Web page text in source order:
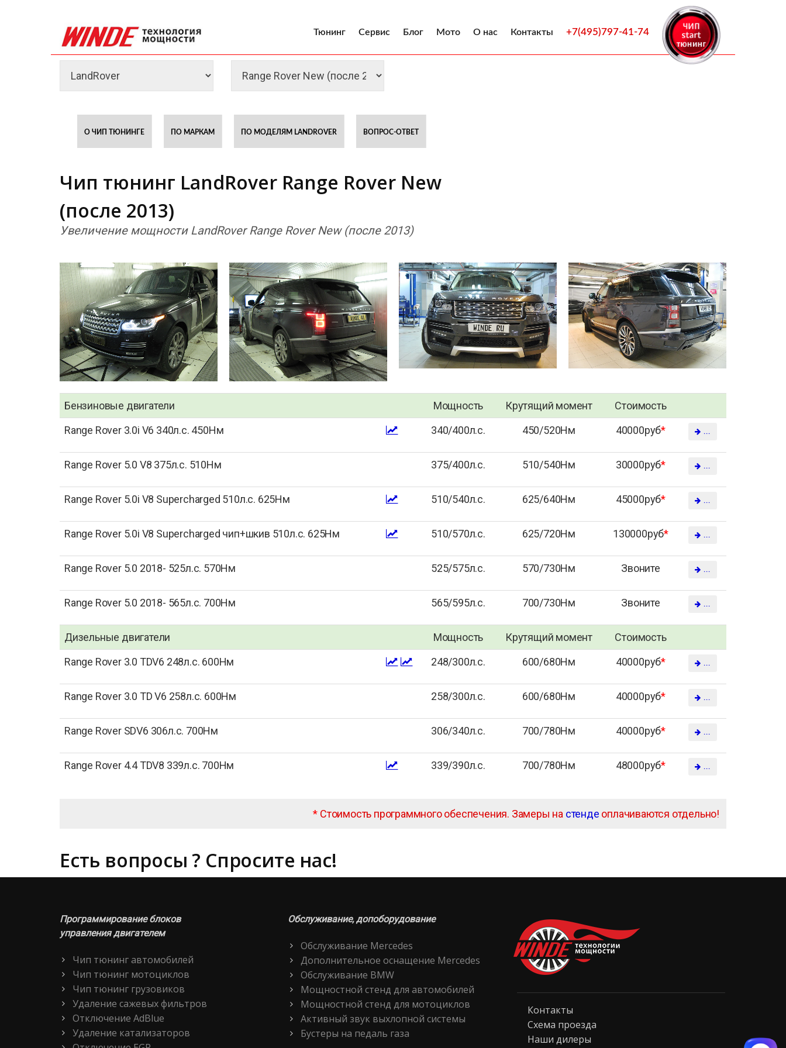
Тюнинг Сервис Блог Мото О нас Контакты +7(495)797-41-74
О ЧИП ТЮНИНГЕ ПО МАРКАМ ПО МОДЕЛЯМ LANDROVER ВОПРОС-ОТВЕТ
Чип тюнинг LandRover Range Rover New
(после 2013)
Увеличение мощности LandRover Range Rover New (после 2013)
Бензиновые двигатели Мощность Крутящий момент
Стоимость
Range Rover 3.0i V6 340л.с. 450Нм
340/400л.с. 450/520Нм 40000руб* ...
Range Rover 5.0 V8 375л.с. 510Нм 375/400л.с. 510/540Нм 30000руб* ...
Range Rover 5.0i V8 Supercharged 510л.с. 625Нм 510/540л.с. 625/640Нм 45000руб* ...
Range Rover 5.0i V8 Supercharged чип+шкив 510л.с. 625Нм 510/570л.с. 625/720Нм 130000руб* ...
Range Rover 5.0 2018- 525л.с. 570Нм 525/575л.с. 570/730Нм Звоните ...
Range Rover 5.0 2018- 565л.с. 700Нм 565/595л.с. 700/730Нм Звоните ...
Дизельные двигатели Мощность Крутящий момент
Стоимость
Range Rover 3.0 TDV6 248л.с. 600Нм
248/300л.с. 600/680Нм 40000руб* ...
Range Rover 3.0 TD V6 258л.с. 600Нм 258/300л.с. 600/680Нм 40000руб* ...
Range Rover SDV6 306л.с. 700Нм 306/340л.с. 700/780Нм 40000руб* ...
Range Rover 4.4 TDV8 339л.с. 700Нм 339/390л.с. 700/780Нм 48000руб* ...
* Стоимость программного обеспечения. Замеры на стенде оплачиваются отдельно!
Есть вопросы ? Спросите нас!
Программирование блоков
управления двигателем
Чип тюнинг автомобилей
Чип тюнинг мотоциклов
Чип тюнинг грузовиков
Удаление сажевых фильтров
Отключение AdBlue
Удаление катализаторов
Обслуживание, допоборудование
Обслуживание Mercedes
Дополнительное оснащение Mercedes
Обслуживание BMW
Мощностной стенд для автомобилей
Мощностной стенд для мотоциклов
Активный звук выхлопной системы
Бустеры на педаль газа
Контакты
Схема проезда
Наши дилеры